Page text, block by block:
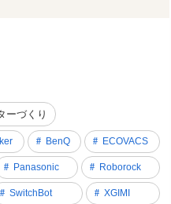
ーづくり
BenQ ECOVACS
Panasonic Roborock
SwitchBot XGIMI